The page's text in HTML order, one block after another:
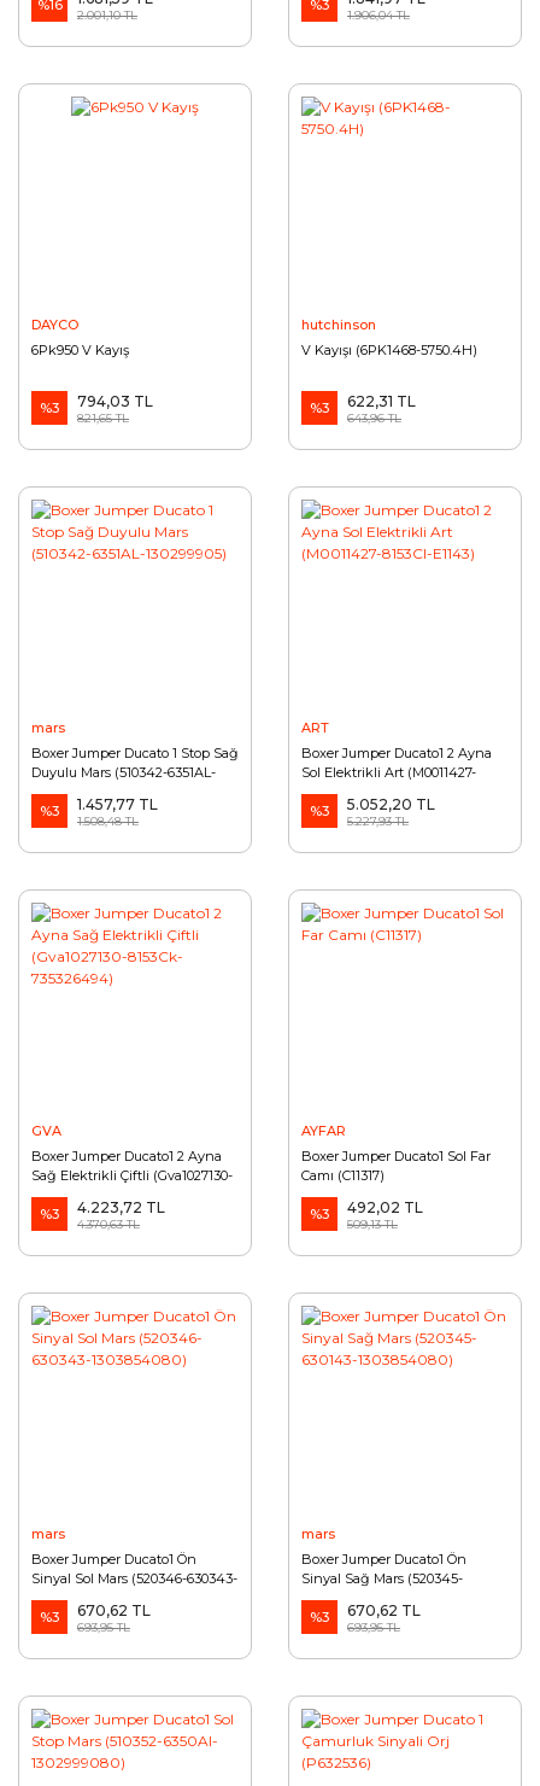
%16
2.001,10 TL
%3
1.906,04 TL
DAYCO
6Pk950 V Kayış
%3 794,03 TL
821,65 TL
hutchinson
V Kayışı (6PK1468-5750.4H)
%3 622,31 TL
643,96 TL
mars
Boxer Jumper Ducato 1 Stop Sağ
Duyulu Mars (510342-6351AL-
130299905)
%3
1.457,77 TL
1.508,48 TL
ART
Boxer Jumper Ducato1 2 Ayna
Sol Elektrikli Art (M0011427-
8153Cl-E1143)
%3
5.052,20 TL
5.227,93 TL
GVA
Boxer Jumper Ducato1 2 Ayna
Sağ Elektrikli Çiftli (Gva1027130-
8153Ck-735326494)
%3
4.223,72 TL
4.370,63 TL
AYFAR
Boxer Jumper Ducato1 Sol Far
Camı (C11317)
%3 492,02 TL
509,13 TL
mars
Boxer Jumper Ducato1 Ön
Sinyal Sol Mars (520346-630343-
1303854080)
%3
670,62 TL
693,95 TL
mars
Boxer Jumper Ducato1 Ön
Sinyal Sağ Mars (520345-
630143-1303854080)
%3
670,62 TL
693,95 TL